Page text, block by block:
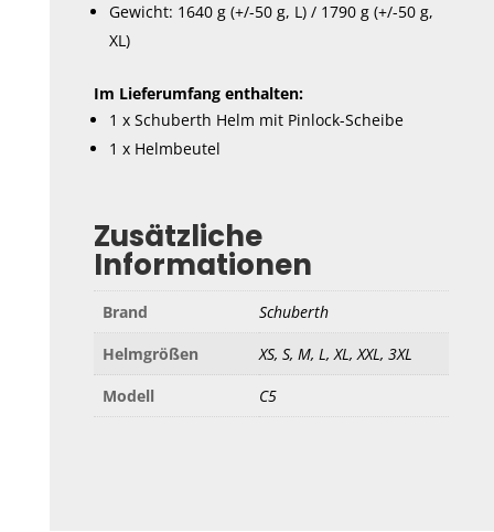
Gewicht: 1640 g (+/-50 g, L) / 1790 g (+/-50 g,
XL)
Im Lieferumfang enthalten:
1 x Schuberth Helm mit Pinlock-Scheibe
1 x Helmbeutel
Zusätzliche
Informationen
Brand
Schuberth
Helmgrößen
XS, S, M, L, XL, XXL, 3XL
Modell
C5